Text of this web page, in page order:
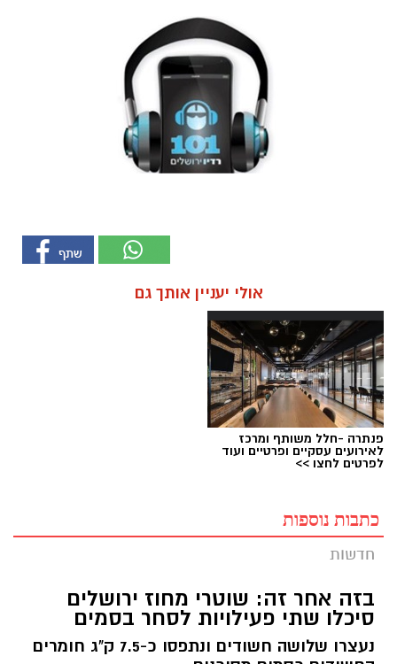
אולי יעניין אותך גם
פנתרה -חלל משותף ומרכז
לאירועים עסקיים ופרטיים ועוד
לפרטים לחצו >>
כתבות נוספות
חדשות
בזה אחר זה: שוטרי מחוז ירושלים
סיכלו שתי פעילויות לסחר בסמים
נעצרו שלושה חשודים ונתפסו כ-7.5 ק"ג חומרים